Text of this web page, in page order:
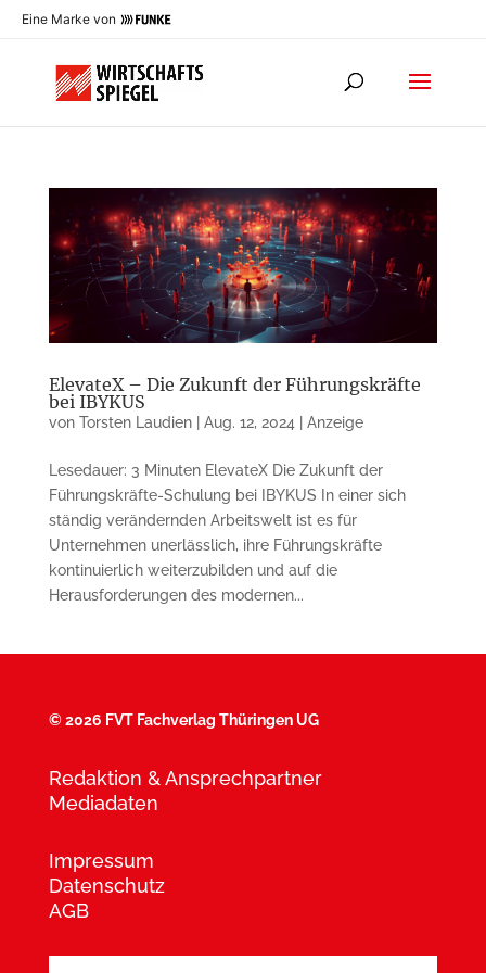
Eine Marke von
ElevateX – Die Zukunft der Führungskräfte
bei IBYKUS
von Torsten Laudien| Aug. 12, 2024| Anzeige
Lesedauer: 3 Minuten ElevateX Die Zukunft der
Führungskräfte-Schulung bei IBYKUS In einer sich
ständig verändernden Arbeitswelt ist es für
Unternehmen unerlässlich, ihre Führungskräfte
kontinuierlich weiterzubilden und auf die
Herausforderungen des modernen...
©2026 FVT Fachverlag Thüringen UG
Redaktion & Ansprechpartner
Mediadaten
Impressum
Datenschutz
AGB